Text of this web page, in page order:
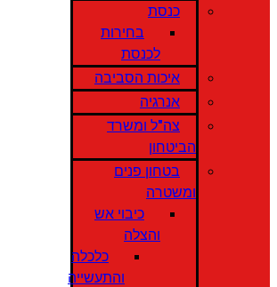
כנסת
בחירות
לכנסת
איכות הסביבה
אנרגיה
צה"ל ומשרד
הביטחון
בטחון פנים
ומשטרה
כיבוי אש
והצלה
כלכלה
והתעשייה